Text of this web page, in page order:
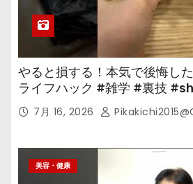
やると損する！本気で後悔し
ライフハック #雑学 #裏技
7月 16, 2026
美容・健康